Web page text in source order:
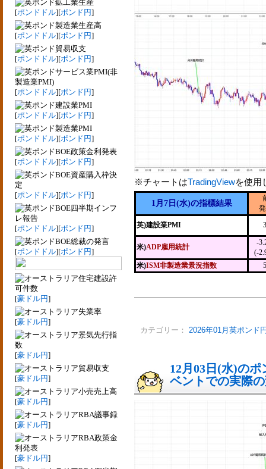
鉱工業生産
[ポンドドル][ポンド円]
製造業生産高
[ポンドドル][ポンド円]
貿易収支
[ポンドドル][ポンド円]
サービス業PMI(非
製造業PMI)
[ポンドドル][ポンド円]
建設業PMI
[ポンドドル][ポンド円]
製造業PMI
[ポンドドル][ポンド円]
BOE政策金利発表
[ポンドドル][ポンド円]
BOE資産購入枠決
定
[ポンドドル][ポンド円]
BOE四半期インフ
レ報告
[ポンドドル][ポンド円]
BOE総裁の発言
[ポンドドル][ポンド円]
住宅建設許
可件数
[豪ドル円]
失業率
[豪ドル円]
景気先行指
数
[豪ドル円]
貿易収支
[豪ドル円]
小売売上高
[豪ドル円]
RBA議事録
[豪ドル円]
RBA政策金
利発表
[豪ドル円]
※チャートはTradingViewを使用
1月7日(水)の指標結果
英)建設業PMI
米)ADP雇用統計
-
(-
米)ISM非製造業景況指数
カテゴリー： 2026年01月英ポンド
12月03日(水)の
ベントでの実際